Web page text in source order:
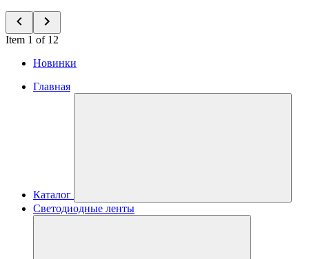
Item 1 of 12
Новинки
Главная
Каталог
Светодиодные ленты